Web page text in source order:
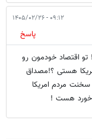
۰۹:۱۲ - ۱۴۰۵/۰۲/۲۶
پاسخ
تو اقتصاد خودمون رو
هستی ؟!مصداق
مردم امریکا
خورد هست !